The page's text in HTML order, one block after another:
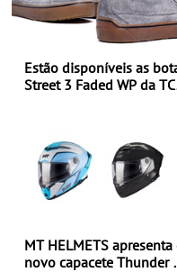
Estão disponíveis as
Street 3 Faded WP da
MT HELMETS apresenta
novo capacete Thunder 4